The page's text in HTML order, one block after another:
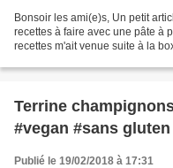
Bonsoir les ami(e)s, Un petit
recettes à faire avec une pâte à
recettes m'ait venue suite à la
Terrine
#vegan #sans gluten
Publié le 19/02/2018 à 17:31